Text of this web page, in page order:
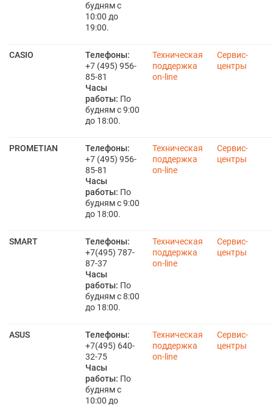
будням с
10:00 до
19:00.
CASIO
Телефоны:
+7 (495) 956-
85-81
Часы
работы: По
будням с 9:00
до 18:00.
Техническая
поддержка
on-line
Сервис-
центры
PROMETIAN
Телефоны:
+7 (495) 956-
85-81
Часы
работы: По
будням с 9:00
до 18:00.
Техническая
поддержка
on-line
Сервис-
центры
SMART
Телефоны:
+7(495) 787-
87-37
Часы
работы: По
будням с 8:00
до 18:00.
Техническая
поддержка
on-line
Сервис-
центры
ASUS
Телефоны:
+7(495) 640-
32-75
Часы
работы: По
будням с
10:00 до
Техническая
поддержка
on-line
Сервис-
центры